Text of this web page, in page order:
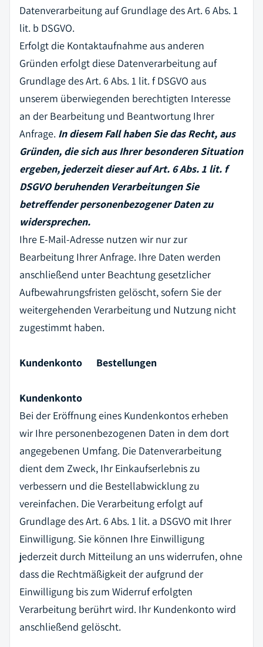
Datenverarbeitung auf Grundlage des Art. 6 Abs. 1
lit. b DSGVO.
Erfolgt die Kontaktaufnahme aus anderen
Gründen erfolgt diese Datenverarbeitung auf
Grundlage des Art. 6 Abs. 1 lit. f DSGVO aus
unserem überwiegenden berechtigten Interesse
an der Bearbeitung und Beantwortung Ihrer
Anfrage. In diesem Fall haben Sie das Recht, aus
Gründen, die sich aus Ihrer besonderen Situation
ergeben, jederzeit dieser auf Art. 6 Abs. 1 lit. f
DSGVO beruhenden Verarbeitungen Sie
betreffender personenbezogener Daten zu
widersprechen.
Ihre E-Mail-Adresse nutzen wir nur zur
Bearbeitung Ihrer Anfrage. Ihre Daten werden
anschließend unter Beachtung gesetzlicher
Aufbewahrungsfristen gelöscht, sofern Sie der
weitergehenden Verarbeitung und Nutzung nicht
zugestimmt haben.
Kundenkonto Bestellungen
Kundenkonto
Bei der Eröffnung eines Kundenkontos erheben
wir Ihre personenbezogenen Daten in dem dort
angegebenen Umfang. Die Datenverarbeitung
dient dem Zweck, Ihr Einkaufserlebnis zu
verbessern und die Bestellabwicklung zu
vereinfachen. Die Verarbeitung erfolgt auf
Grundlage des Art. 6 Abs. 1 lit. a DSGVO mit Ihrer
Einwilligung. Sie können Ihre Einwilligung
jederzeit durch Mitteilung an uns widerrufen, ohne
dass die Rechtmäßigkeit der aufgrund der
Einwilligung bis zum Widerruf erfolgten
Verarbeitung berührt wird. Ihr Kundenkonto wird
anschließend gelöscht.